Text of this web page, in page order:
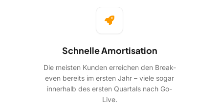
Schnelle Amortisation
Die meisten Kunden erreichen den Break-
even bereits im ersten Jahr – viele sogar
innerhalb des ersten Quartals nach Go-
Live.